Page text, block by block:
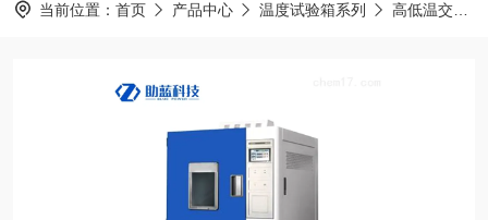
当前位置： 首页 产品中心 温度试验箱系列 高低温交变湿热试验箱